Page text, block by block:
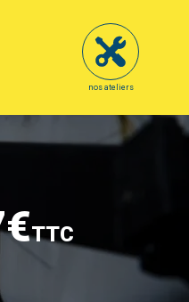
nos ateliers
TTC